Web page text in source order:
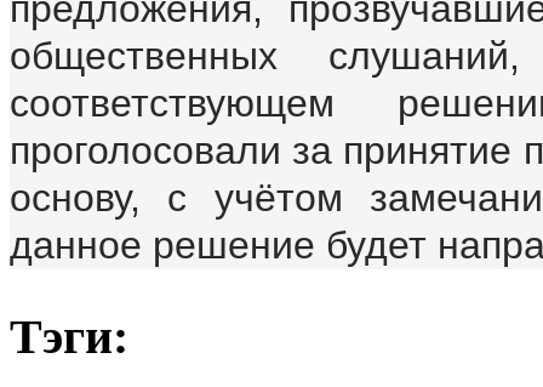
общественных
соответствующем
проголосовали за принятие
основу, с учётом
данное решение будет
Тэги: